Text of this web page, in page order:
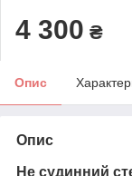
4 300 ₴
Опис
Опис
Не судинний